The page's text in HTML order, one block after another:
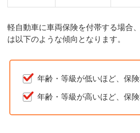
軽自動車に車両保険を付帯する場合
は以下のような傾向となります。
年齢・等級が低いほど、保
年齢・等級が高いほど、保